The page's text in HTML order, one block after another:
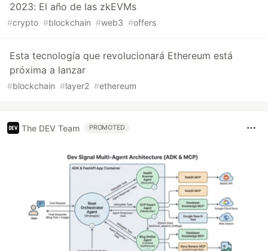
2023: El año de las zkEVMs
#crypto #blockchain #web3 #offers
Esta tecnología que revolucionará Ethereum está
próxima a lanzar
#blockchain #layer2 #ethereum
The DEV Team PROMOTED